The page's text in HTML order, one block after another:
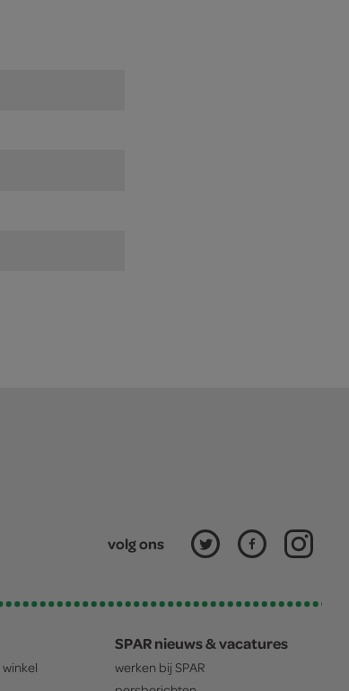
volg ons
winkel
SPAR nieuws & vacatures
werken bij SPAR